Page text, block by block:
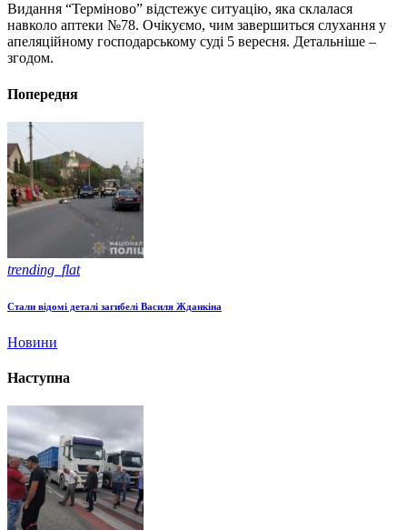
Видання “Терміново” відстежує ситуацію, яка склалася
навколо аптеки №78. Очікуємо, чим завершиться слухання у
апеляційному господарському суді 5 вересня. Детальніше –
згодом.
Попередня
trending_flat
Стали відомі деталі загибелі Василя Жданкіна
Новини
Наступна